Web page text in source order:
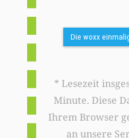
Die woxx
* Lesezeit
Minute. Diese
Ihrem Browser
an unsere